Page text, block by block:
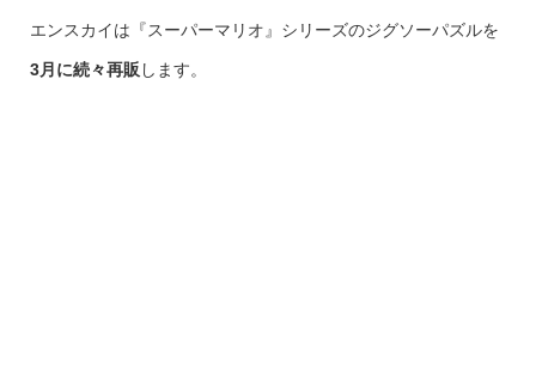
エンスカイは『スーパーマリオ』シリーズのジグソーパズルを
3月に続々再販 します。